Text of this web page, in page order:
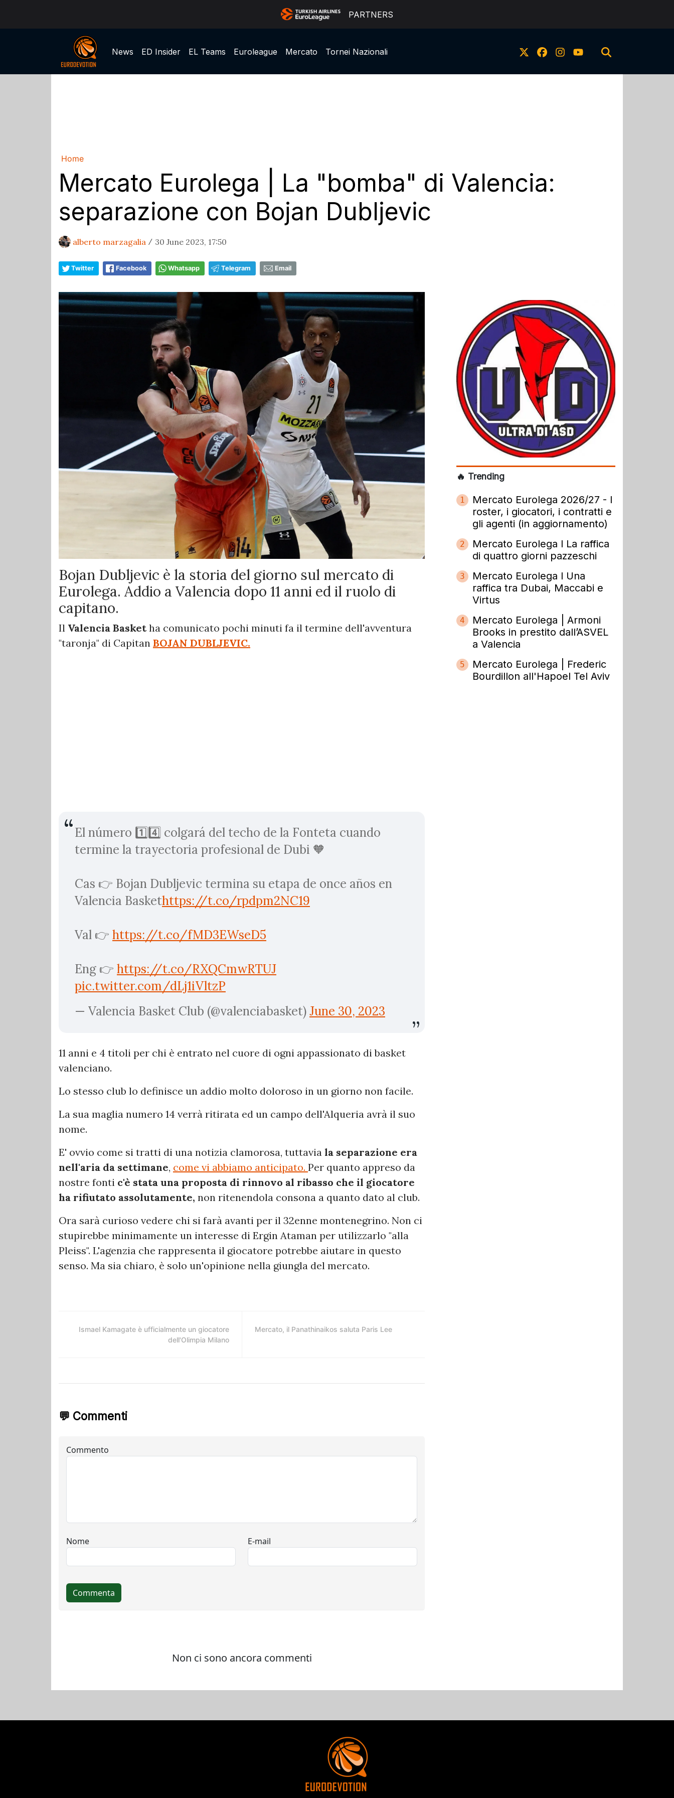
PARTNERS
News ED Insider EL Teams Euroleague Mercato Tornei Nazionali
Home
Mercato Eurolega | La "bomba" di Valencia:
separazione con Bojan Dubljevic
alberto marzagalia / 30 June 2023, 17:50
Twitter Facebook Whatsapp Telegram Email
Bojan Dubljevic è la storia del giorno sul mercato di
Eurolega. Addio a Valencia dopo 11 anni ed il ruolo di
capitano.
Il Valencia Basketha comunicato pochi minuti fa il termine dell'avventura
"taronja" di Capitan BOJAN DUBLJEVIC.
El número 1️⃣4️⃣ colgará del techo de la Fonteta cuando
termine la trayectoria profesional de Dubi 🧡
Cas 👉 Bojan Dubljevic termina su etapa de once años en
Valencia Baskethttps://t.co/rpdpm2NC19
Val 👉 https://t.co/fMD3EWseD5
Eng 👉 https://t.co/RXQCmwRTUJ
pic.twitter.com/dLj1iVltzP
— Valencia Basket Club (@valenciabasket)June 30, 2023
11 anni e 4 titoli per chi è entrato nel cuore di ogni appassionato di basket
valenciano.
Lo stesso club lo definisce un addio molto doloroso in un giorno non facile.
La sua maglia numero 14 verrà ritirata ed un campo dell'Alqueria avrà il suo
nome.
E' ovvio come si tratti di una notizia clamorosa, tuttavia la separazione era
nell'aria da settimane, come vi abbiamo anticipato. Per quanto appreso da
nostre fonti c'è stata una proposta di rinnovo al ribasso che il giocatore
ha rifiutato assolutamente, non ritenendola consona a quanto dato al club.
Ora sarà curioso vedere chi si farà avanti per il 32enne montenegrino. Non ci
stupirebbe minimamente un interesse di Ergin Ataman per utilizzarlo "alla
Pleiss". L'agenzia che rappresenta il giocatore potrebbe aiutare in questo
senso. Ma sia chiaro, è solo un'opinione nella giungla del mercato.
Ismael Kamagate è ufficialmente un giocatore
dell'Olimpia Milano
Mercato, il Panathinaikos saluta Paris Lee
💬 Commenti
🔥 Trending
1
Mercato Eurolega 2026/27 - I
roster, i giocatori, i contratti e
gli agenti (in aggiornamento)
2
Mercato Eurolega l La raffica
di quattro giorni pazzeschi
3
Mercato Eurolega l Una
raffica tra Dubai, Maccabi e
Virtus
4
Mercato Eurolega | Armoni
Brooks in prestito dall’ASVEL
a Valencia
5
Mercato Eurolega | Frederic
Bourdillon all'Hapoel Tel Aviv